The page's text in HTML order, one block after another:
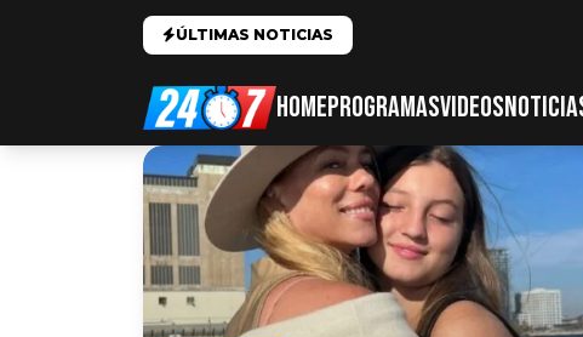
ÚLTIMAS NOTICIAS
HOMEPROGRAMASVIDEOS